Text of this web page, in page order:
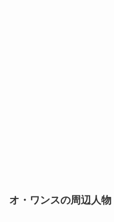
オ・ワンスの周辺人物